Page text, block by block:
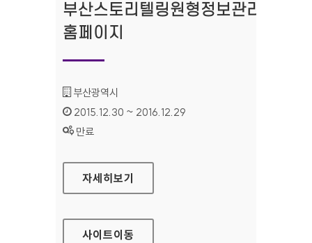
부산스토리텔링원형정보관리시스템
홈페이지
기관명 :
부산광역시
인증기간 :
2015.12.30 ~ 2016.12.29
상태 :
만료
부산스토리텔링원형정보관리시스템 홈페이지
자세히보기
사이트이동